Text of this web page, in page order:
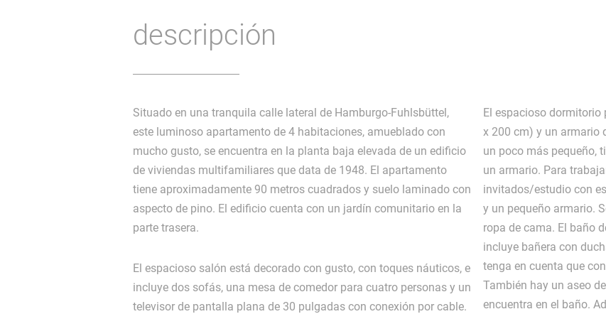
descripción
Situado en una tranquila calle lateral de Hamburgo-Fuhlsbüttel,
este luminoso apartamento de 4 habitaciones, amueblado con
mucho gusto, se encuentra en la planta baja elevada de un edificio
de viviendas multifamiliares que data de 1948. El apartamento
tiene aproximadamente 90 metros cuadrados y suelo laminado con
aspecto de pino. El edificio cuenta con un jardín comunitario en la
parte trasera.
El espacioso salón está decorado con gusto, con toques náuticos, e
incluye dos sofás, una mesa de comedor para cuatro personas y un
televisor de pantalla plana de 30 pulgadas con conexión por cable.
El espacioso
x 200 cm) y un armario
un poco más pequeño,
un armario. Para
invitados/estudio con
y un pequeño armario.
ropa de cama. El baño
incluye bañera con
tenga en cuenta que
También hay un aseo
encuentra en el baño.